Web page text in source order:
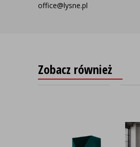
office@lysne.pl
Zobacz również